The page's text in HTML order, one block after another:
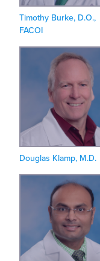
Timothy Burke, D.O.,
FACOI
Douglas Klamp, M.D.